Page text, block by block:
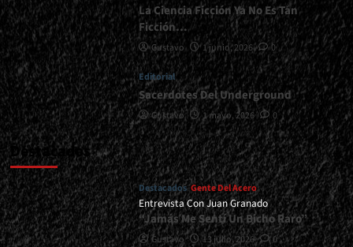
La Ciencia Ficción Ya No Es Tan
Ficción…
Gustavo 1 junio, 2026 0
Editorial
Sacerdotes Del Underground
Gustavo 1 mayo, 2026 0
Destacados
Destacados Gente Del Acero
Entrevista Con Juan Granado
“Jamás Me Sentí Un Bicho Raro”
Gustavo 13 julio, 2026 0